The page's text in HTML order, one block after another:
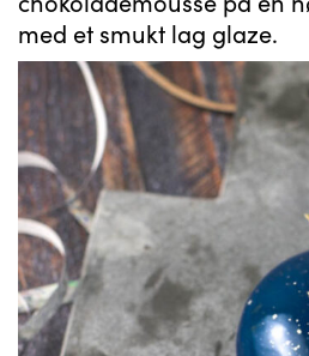
med et smukt lag glaze.